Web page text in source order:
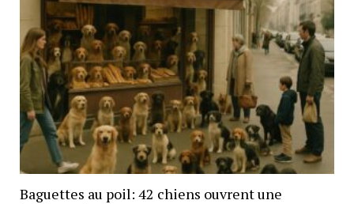
Baguettes au poil: 42 chiens ouvrent une